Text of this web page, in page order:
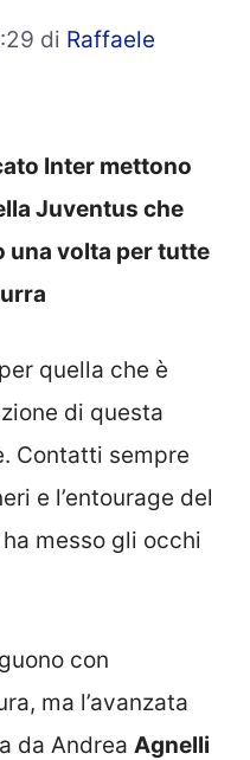
di Raffaele
Inter mettono
Juventus che
una volta per tutte
per quella che è
di questa
Contatti sempre
e l’entourage del
messo gli occhi
con
ma l’avanzata
da Andrea Agnelli